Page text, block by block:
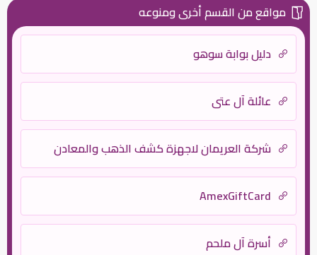
مواقع من القسم أخرى ومنوعه
دليل بوابة سوهو
عائلة آل عتي
شركة العريمان لاجهزة كشف الذهب والمعادن
AmexGiftCard
أسرة آل ملحم